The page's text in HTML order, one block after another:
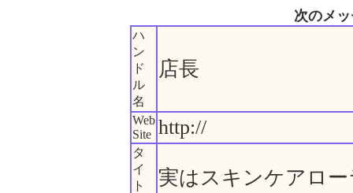
次のメ
ハ
ン
ド
ル
名
店長
Web
Site http://
タ
イ
ト
実はスキンケアロ